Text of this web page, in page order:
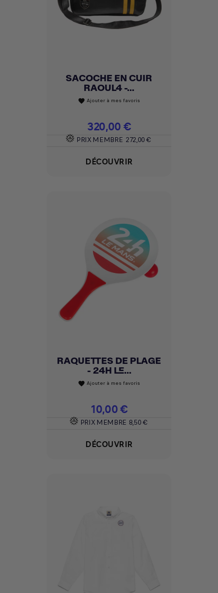
SACOCHE EN CUIR
RAOUL4 -...
favorite Ajouter à mes favoris
Prix
320,00 €
PRIX MEMBRE 272,00 €
DÉCOUVRIR
RAQUETTES DE PLAGE
- 24H LE...
favorite Ajouter à mes favoris
Prix
10,00 €
PRIX MEMBRE 8,50 €
DÉCOUVRIR